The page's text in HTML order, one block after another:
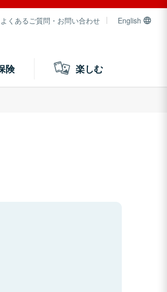
よくあるご質問・お問い合わせ English
険 楽しむ